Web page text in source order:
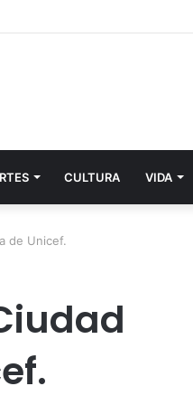
CULTURA VIDA
de Unicef.